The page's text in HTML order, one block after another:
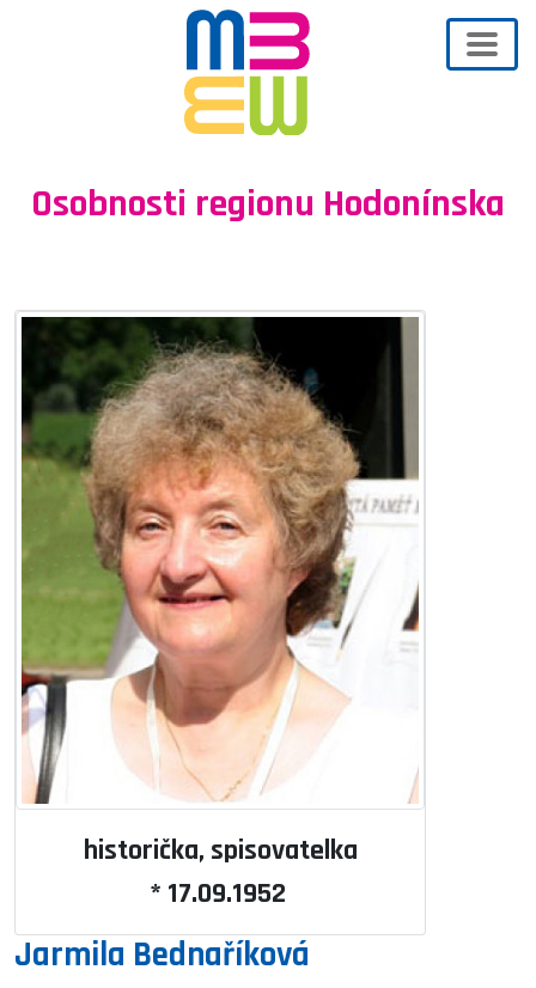
Osobnosti regionu Hodonínska
historička, spisovatelka
* 17.09.1952
Jarmila Bednaříková